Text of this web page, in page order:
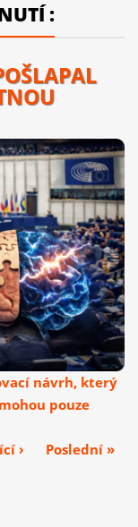
:
návrh, který
pouze
› Poslední »